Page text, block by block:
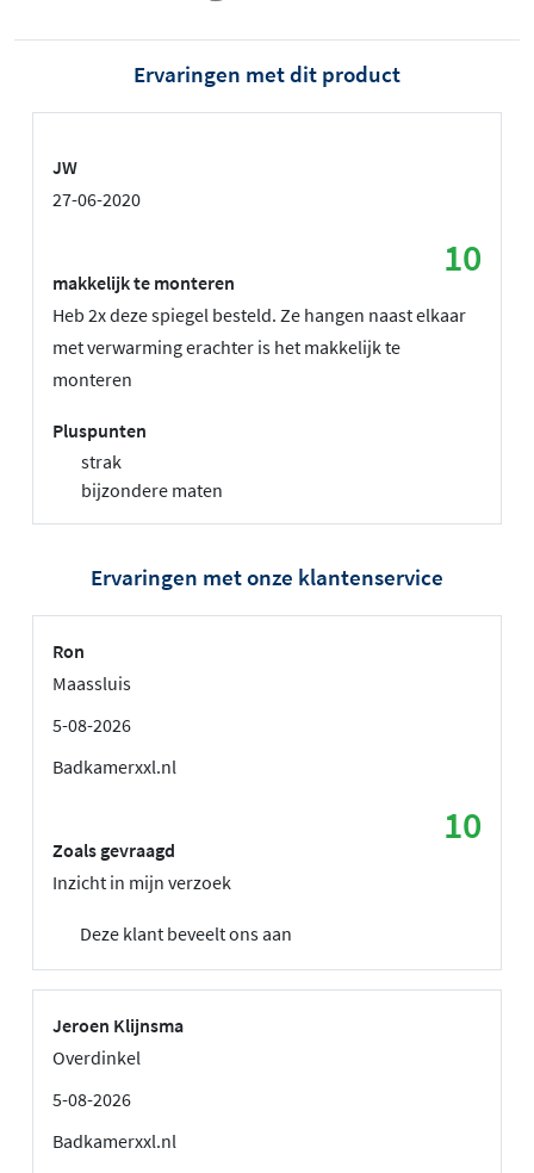
Ervaringen met dit product
JW
27-06-2020
10
makkelijk te monteren
Heb 2x deze spiegel besteld. Ze hangen naast elkaar
met verwarming erachter is het makkelijk te
monteren
Pluspunten
strak
bijzondere maten
Ervaringen met onze klantenservice
Ron
Maassluis
5-08-2026
Badkamerxxl.nl
10
Zoals gevraagd
Inzicht in mijn verzoek
Deze klant beveelt ons aan
Jeroen Klijnsma
Overdinkel
5-08-2026
Badkamerxxl.nl